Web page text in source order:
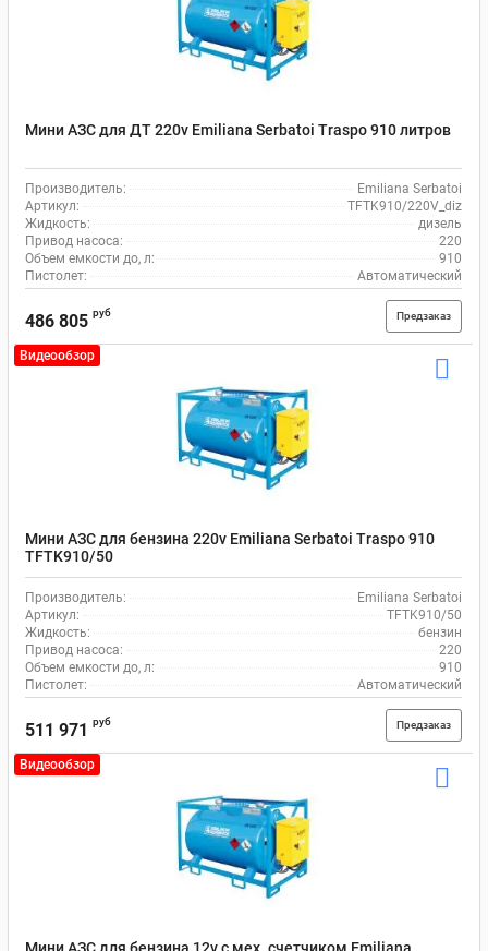
Мини АЗС для ДТ 220v Emiliana Serbatoi Traspo 910 литров
Производитель:
Emiliana Serbatoi
Артикул:
TFTK910/220V_diz
Жидкость:
дизель
Привод насоса:
220
Объем емкости до, л:
910
Пистолет:
Автоматический
486 805 руб Предзаказ
Видеообзор
Мини АЗС для бензина 220v Emiliana Serbatoi Traspo 910
TFTK910/50
Производитель:
Emiliana Serbatoi
Артикул:
TFTK910/50
Жидкость:
бензин
Привод насоса:
220
Объем емкости до, л:
910
Пистолет:
Автоматический
511 971 руб Предзаказ
Видеообзор